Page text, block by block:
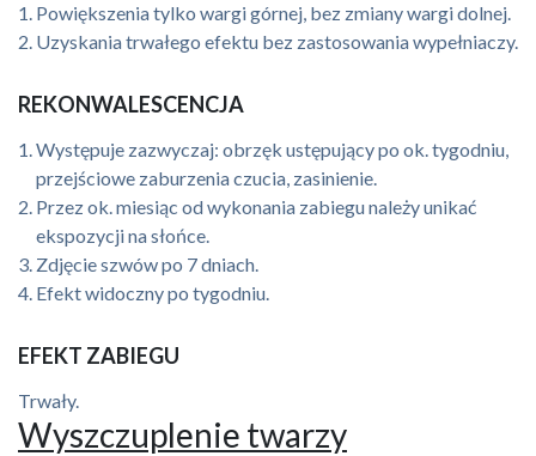
Powiększenia tylko wargi górnej, bez zmiany wargi dolnej.
Uzyskania trwałego efektu bez zastosowania wypełniaczy.
REKONWALESCENCJA
Występuje zazwyczaj: obrzęk ustępujący po ok. tygodniu,
przejściowe zaburzenia czucia, zasinienie.
Przez ok. miesiąc od wykonania zabiegu należy unikać
ekspozycji na słońce.
Zdjęcie szwów po 7 dniach.
Efekt widoczny po tygodniu.
EFEKT ZABIEGU
Trwały.
Wyszczuplenie twarzy